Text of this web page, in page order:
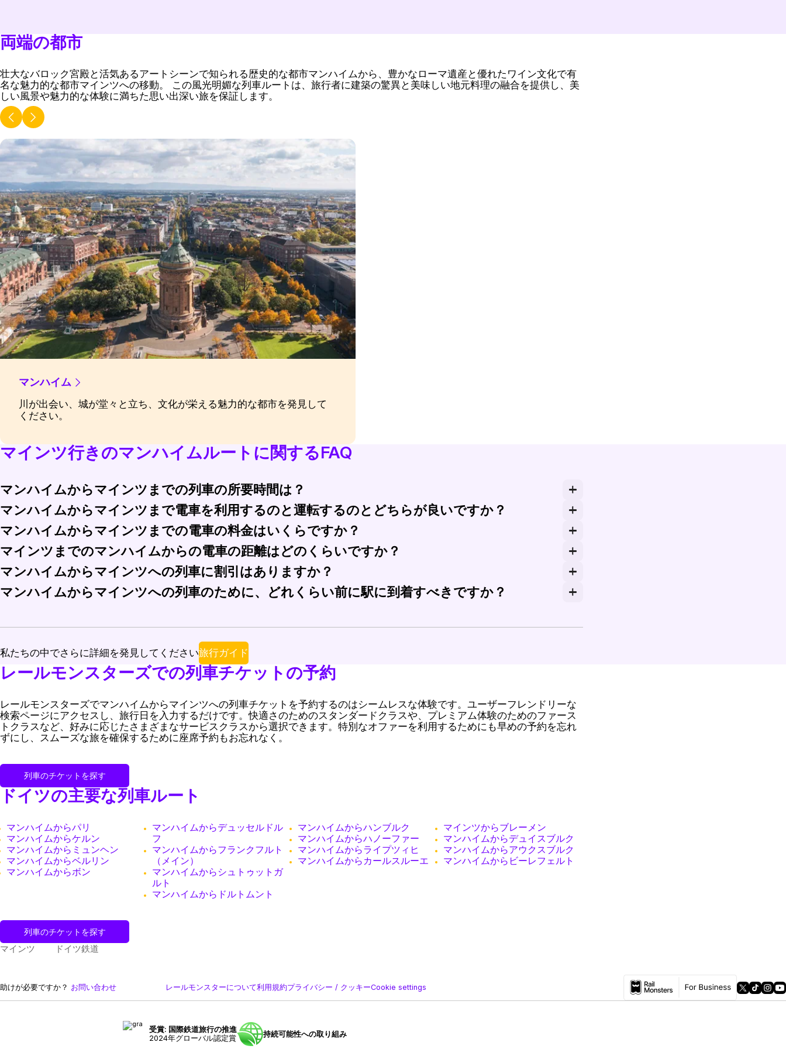
両端の都市
壮大なバロック宮殿と活気あるアートシーンで知られる歴史的な都市マンハイムから、豊かなローマ遺産と優れたワイン文化で有
名な魅力的な都市マインツへの移動。 この風光明媚な列車ルートは、旅行者に建築の驚異と美味しい地元料理の融合を提供し、美
しい風景や魅力的な体験に満ちた思い出深い旅を保証します。
マンハイム
川が出会い、城が堂々と立ち、文化が栄える魅力的な都市を発見して
ください。
マインツ行きのマンハイムルートに関するFAQ
マンハイムからマインツまでの列車の所要時間は？
マンハイムからマインツまでの直通列車の所要時間は約25から35分で、迅速で便利なオプションです。
マンハイムからマインツまで電車を利用するのと運転するのとどちらが良いですか？
電車を利用すれば、交通渋滞や駐車のストレスを感じることなくリラックスでき、さらに発車が頻繁で、運転するよりも柔軟性が高い場合があります。
マンハイムからマインツまでの電車の料金はいくらですか？
マンハイムからマインツまでの電車の料金は、標準クラスのチケットで€15から€20の間です。料金は予約のタイミングや旅行クラスによって異なる場合があります。
マインツまでのマンハイムからの電車の距離はどのくらいですか？
マンハイムからマインツまでの電車での距離は約30キロメートルです。
マンハイムからマインツへの列車に割引はありますか？
はい、マンハイムからマインツへの列車のチケットにはさまざまな割引があります。学生、高齢者、またはグループ旅行者の場合、特定の運賃割引をチェックしてください。
マンハイムからマインツへの列車のために、どれくらい前に駅に到着すべきですか？
私たちの中でさらに詳細を発見してください旅行ガイド
レールモンスターズでの列車チケットの予約
レールモンスターズでマンハイムからマインツへの列車チケットを予約するのはシームレスな体験です。ユーザーフレンドリーな
検索ページにアクセスし、旅行日を入力するだけです。快適さのためのスタンダードクラスや、プレミアム体験のためのファース
トクラスなど、好みに応じたさまざまなサービスクラスから選択できます。特別なオファーを利用するためにも早めの予約を忘れ
ずにし、スムーズな旅を確保するために座席予約もお忘れなく。
列車のチケットを探す
ドイツの主要な列車ルート
マンハイムからパリ
マンハイムからケルン
マンハイムからミュンヘン
マンハイムからベルリン
マンハイムからボン
マンハイムからデュッセルドル
フ
マンハイムからフランクフルト
（メイン）
マンハイムからシュトゥットガ
ルト
マンハイムからドルトムント
マンハイムからハンブルク
マンハイムからハノーファー
マンハイムからライプツィヒ
マンハイムからカールスルーエ
マインツからブレーメン
マンハイムからデュイスブルク
マンハイムからアウクスブルク
マンハイムからビーレフェルト
列車のチケットを探す
マインツ ドイツ鉄道
助けが必要ですか？ お問い合わせ レールモンスターについて利用規約プライバシー / クッキーCookie settings
受賞: 国際鉄道旅行の推進
2024年グローバル認定賞
持続可能性への取り組み